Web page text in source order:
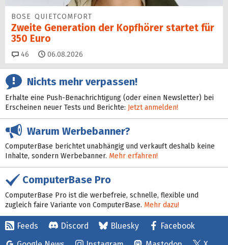
BOSE QUIETCOMFORT
Zweite Generation der Kopfhörer startet für
350 Euro
46 Kommentare
06.08.2026
Nichts mehr verpassen!
Erhalte eine Push-Benachrichtigung (oder einen Newsletter) bei
Erscheinen neuer Tests und Berichte: Jetzt anmelden!
Warum Werbebanner?
ComputerBase berichtet unabhängig und verkauft deshalb keine
Inhalte, sondern Werbebanner. Mehr erfahren!
ComputerBase Pro
ComputerBase Pro ist die werbefreie, schnelle, flexible und
zugleich faire Variante von ComputerBase. Mehr dazu!
Feeds Discord Bluesky
Facebook